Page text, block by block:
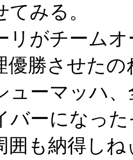
みる。
リがチーム
優勝させたの
ューマッハ
バーになっ
囲も納得し